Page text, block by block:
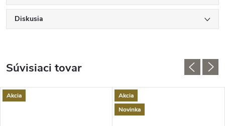
Diskusia
Súvisiaci tovar
Akcia
Akcia
Novinka